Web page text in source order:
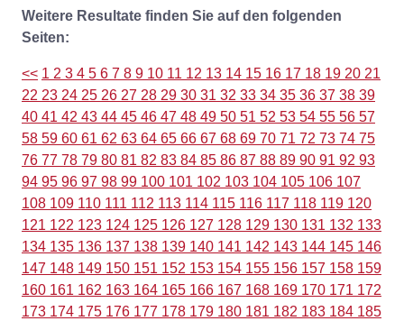
Weitere Resultate finden Sie auf den folgenden
Seiten:
<< 1 2 3 4 5 6 7 8 9 10 11 12 13 14 15 16 17 18 19 20 21
22 23 24 25 26 27 28 29 30 31 32 33 34 35 36 37 38 39
40 41 42 43 44 45 46 47 48 49 50 51 52 53 54 55 56 57
58 59 60 61 62 63 64 65 66 67 68 69 70 71 72 73 74 75
76 77 78 79 80 81 82 83 84 85 86 87 88 89 90 91 92 93
94 95 96 97 98 99 100 101 102 103 104 105 106 107
108 109 110 111 112 113 114 115 116 117 118 119 120
121 122 123 124 125 126 127 128 129 130 131 132 133
134 135 136 137 138 139 140 141 142 143 144 145 146
147 148 149 150 151 152 153 154 155 156 157 158 159
160 161 162 163 164 165 166 167 168 169 170 171 172
173 174 175 176 177 178 179 180 181 182 183 184 185